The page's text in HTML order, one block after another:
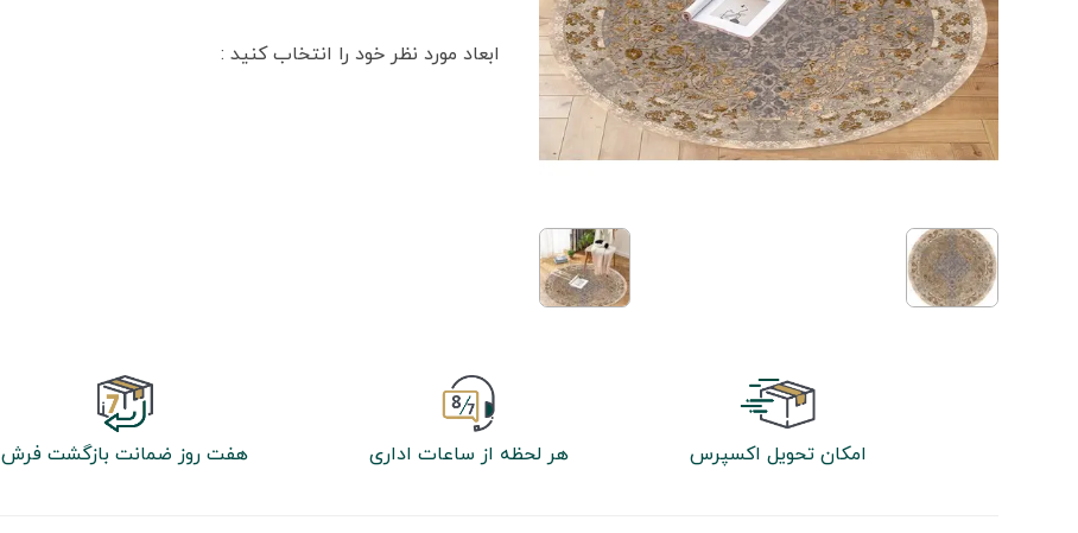
ابعاد مورد نظر خود را انتخاب کنید :
امکان تحویل اکسپرس هر لحظه از ساعات اداری هفت روز ضمانت بازگشت فرش